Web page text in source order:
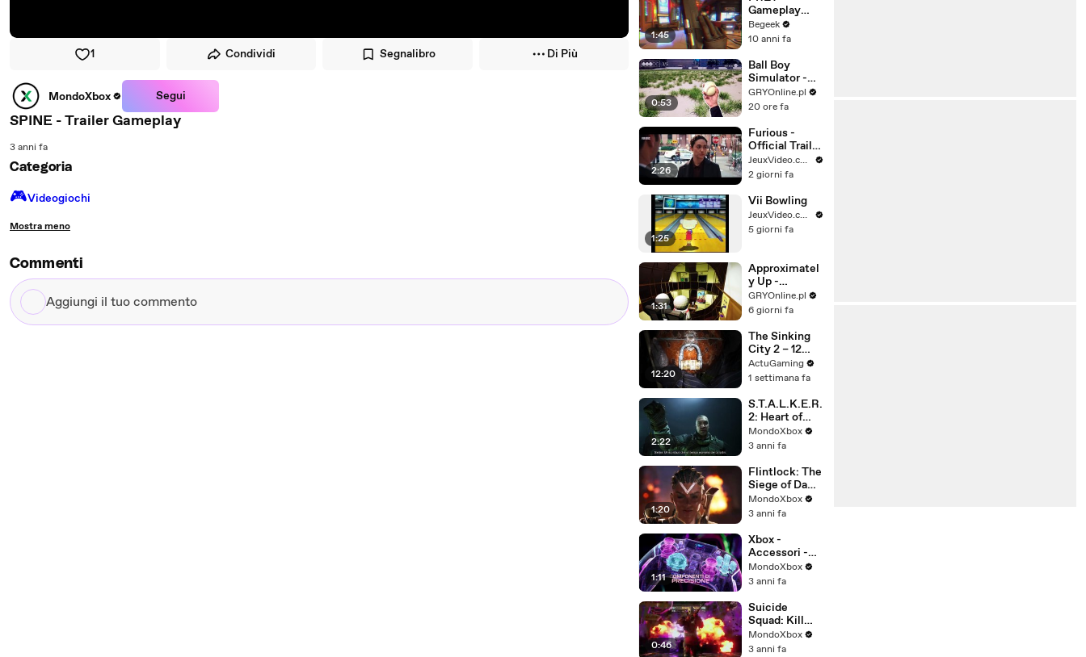
1 Condividi Segnalibro Di Più
MondoXbox Segui
SPINE - Trailer Gameplay
3 anni fa
Categoria
🎮️Videogiochi
Mostra meno
Commenti
Aggiungi
il
1:45
Gameplay
Trailer
Begeek
10 anni fa
0:53
Ball Boy
Simulator -
Gameplay
Trailer
GRYOnline.pl
20 ore fa
2:26
Furious -
Official Trailer
- S1 - 2026JeuxVideo.com
2 giorni fa
1:25
Vii Bowling
JeuxVideo.com
5 giorni fa
1:31
Approximatel
y Up -
Gameplay
Trailer
GRYOnline.pl
6 giorni fa
12:20
The Sinking
City 2 – 12
minutes de
gameplay
ActuGaming
1 settimana fa
2:22
S.T.A.L.K.E.R.
2: Heart of
Chornobyl -
Trailer Storia -
MondoXbox
3 anni fa
1:20
Flintlock: The
Siege of Dawn
- Trailer
Gameplay
MondoXbox
3 anni fa
1:11
Xbox -
Accessori -
Turtle Beach
Stealth Ultra
MondoXbox
3 anni fa
0:46
Suicide
Squad: Kill
the Justice
League -
MondoXbox
3 anni fa